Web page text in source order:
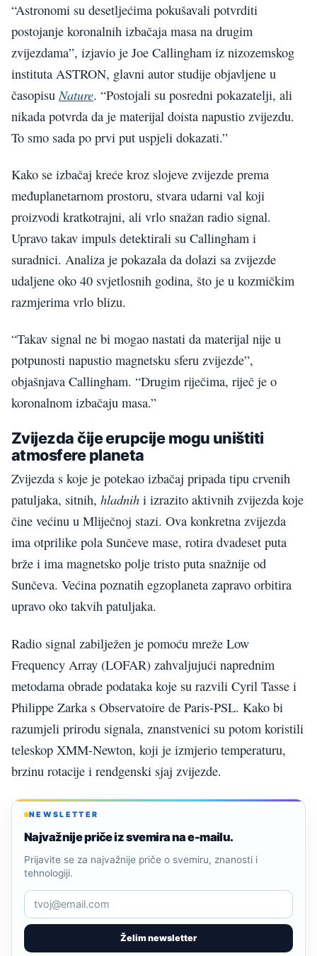
“Astronomi su desetljećima pokušavali potvrditi
postojanje koronalnih izbačaja masa na drugim
zvijezdama”, izjavio je Joe Callingham iz nizozemskog
instituta ASTRON, glavni autor studije objavljene u
časopisu Nature. “Postojali su posredni pokazatelji, ali
nikada potvrda da je materijal doista napustio zvijezdu.
To smo sada po prvi put uspjeli dokazati.”
Kako se izbačaj kreće kroz slojeve zvijezde prema
međuplanetarnom prostoru, stvara udarni val koji
proizvodi kratkotrajni, ali vrlo snažan radio signal.
Upravo takav impuls detektirali su Callingham i
suradnici. Analiza je pokazala da dolazi sa zvijezde
udaljene oko 40 svjetlosnih godina, što je u kozmičkim
razmjerima vrlo blizu.
“Takav signal ne bi mogao nastati da materijal nije u
potpunosti napustio magnetsku sferu zvijezde”,
objašnjava Callingham. “Drugim riječima, riječ je o
koronalnom izbačaju masa.”
Zvijezda čije erupcije mogu uništiti
atmosfere planeta
Zvijezda s koje je potekao izbačaj pripada tipu crvenih
patuljaka, sitnih, hladnih i izrazito aktivnih zvijezda koje
čine većinu u Mliječnoj stazi. Ova konkretna zvijezda
ima otprilike pola Sunčeve mase, rotira dvadeset puta
brže i ima magnetsko polje tristo puta snažnije od
Sunčeva. Većina poznatih egzoplaneta zapravo orbitira
upravo oko takvih patuljaka.
Radio signal zabilježen je pomoću mreže Low
Frequency Array (LOFAR) zahvaljujući naprednim
metodama obrade podataka koje su razvili Cyril Tasse i
Philippe Zarka s Observatoire de Paris-PSL. Kako bi
razumjeli prirodu signala, znanstvenici su potom koristili
teleskop XMM-Newton, koji je izmjerio temperaturu,
brzinu rotacije i rendgenski sjaj zvijezde.
NEWSLETTER
Najvažnije priče iz svemira na e-mailu.
Želim newsletter
Prijavite se za najvažnije priče o svemiru, znanosti i
tehnologiji.